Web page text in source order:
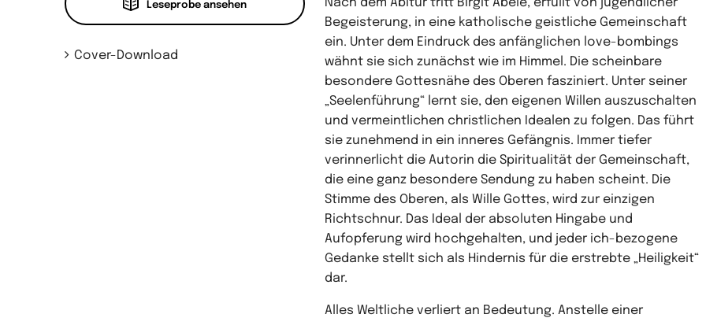
Leseprobe ansehen
Cover-Download
Nach dem Abitur tritt Birgit Abele, erfüllt von jugendlicher
Begeisterung, in eine katholische geistliche Gemeinschaft
ein. Unter dem Eindruck des anfänglichen love-bombings
wähnt sie sich zunächst wie im Himmel. Die scheinbare
besondere Gottesnähe des Oberen fasziniert. Unter seiner
„Seelenführung“ lernt sie, den eigenen Willen auszuschalten
und vermeintlichen christlichen Idealen zu folgen. Das führt
sie zunehmend in ein inneres Gefängnis. Immer tiefer
verinnerlicht die Autorin die Spiritualität der Gemeinschaft,
die eine ganz besondere Sendung zu haben scheint. Die
Stimme des Oberen, als Wille Gottes, wird zur einzigen
Richtschnur. Das Ideal der absoluten Hingabe und
Aufopferung wird hochgehalten, und jeder ich-bezogene
Gedanke stellt sich als Hindernis für die erstrebte „Heiligkeit“
dar.
Alles Weltliche verliert an Bedeutung. Anstelle einer